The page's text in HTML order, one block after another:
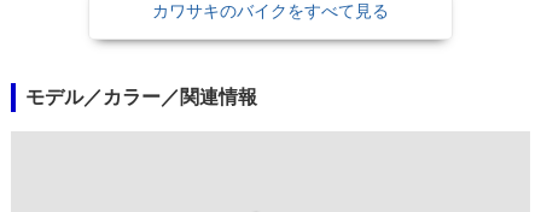
カワサキのバイクをすべて見る
モデル／カラー／関連情報